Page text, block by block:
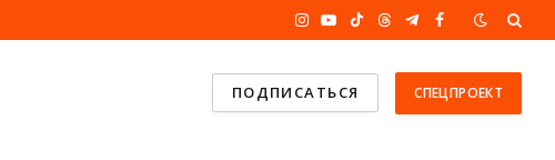
Instagram
YouTube
TikTokThreadsTelegram
Facebook
ПОДПИСАТЬСЯ СПЕЦПРОЕКТ